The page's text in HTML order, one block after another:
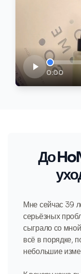
0:00
До
Мне сейчас 39
серьёзных
сыграло со
всё в порядке,
небольшие